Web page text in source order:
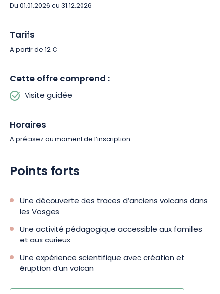
Du 01.01.2026 au 31.12.2026
Tarifs
A partir de 12 €
Cette offre comprend :
Visite guidée
Horaires
A précisez au moment de l’inscription .
Points forts
Une découverte des traces d’anciens volcans dans
les Vosges
Une activité pédagogique accessible aux familles
et aux curieux
Une expérience scientifique avec création et
éruption d’un volcan